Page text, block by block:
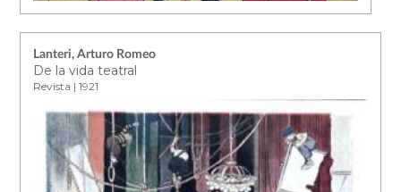
Lanteri, Arturo Romeo
De la vida teatral
Revista | 1921